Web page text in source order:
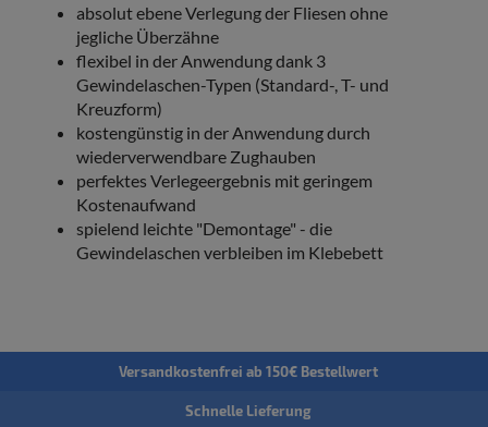
absolut ebene Verlegung der Fliesen ohne
jegliche Überzähne
flexibel in der Anwendung dank 3
Gewindelaschen-Typen (Standard-, T- und
Kreuzform)
kostengünstig in der Anwendung durch
wiederverwendbare Zughauben
perfektes Verlegeergebnis mit geringem
Kostenaufwand
spielend leichte "Demontage" - die
Gewindelaschen verbleiben im Klebebett
Versandkostenfrei ab 150€ Bestellwert
Schnelle Lieferung